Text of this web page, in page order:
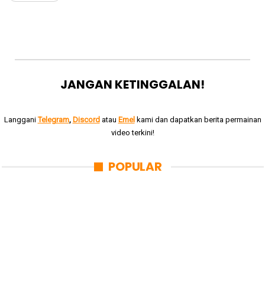
JANGAN KETINGGALAN!
LangganiTelegram, Discordatau Emel kami dan dapatkan berita permainan
video terkini!
POPULAR